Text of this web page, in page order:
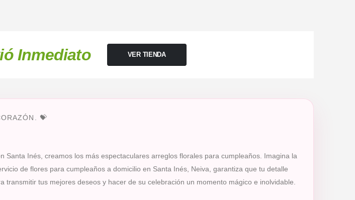
Inmediato VER TIENDA
💝
Inés, creamos los más espectaculares arreglos florales para cumpleaños. Imagina la
de flores para cumpleaños a domicilio en Santa Inés, Neiva, garantiza que tu detalle
tus mejores deseos y hacer de su celebración un momento mágico e inolvidable.